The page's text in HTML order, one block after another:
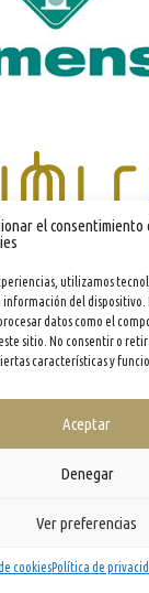
el consentimiento
utilizamos
información del dispositivo.
datos como el
sitio. No consentir o
características y
Aceptar
Denegar
Ver preferencias
cookiesPolítica de
Tel. (+34) 957 040 774 · Aviso legal·
·Condiciones generales de